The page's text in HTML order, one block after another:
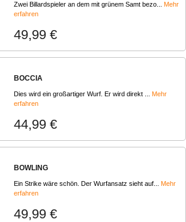
Zwei Billardspieler an dem mit grünem Samt bezo... Mehr
erfahren
49,99 €
BOCCIA
Dies wird ein großartiger Wurf. Er wird direkt ... Mehr
erfahren
44,99 €
BOWLING
Ein Strike wäre schön. Der Wurfansatz sieht auf... Mehr
erfahren
49,99 €